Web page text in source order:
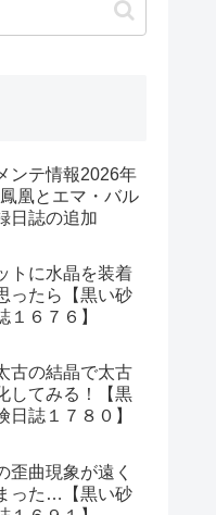
ンテ情報2026年
凰とエマ・バル
日誌の追加
トに水晶を装着
ったら【黒い砂
１６７６】
古の結晶で太古
してみる！【黒
日誌１７８０】
歪曲現象が遠く
った…【黒い砂